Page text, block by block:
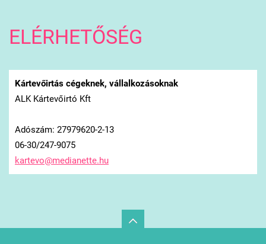
ELÉRHETŐSÉG
Kártevőirtás cégeknek, vállalkozásoknak
ALK Kártevőirtó Kft
Adószám: 27979620-2-13
06-30/247-9075
kartevo@medianette.hu